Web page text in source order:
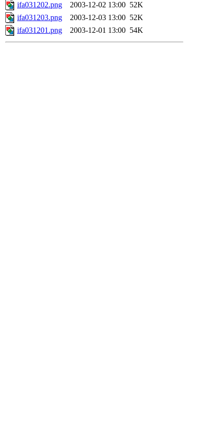
ifa031202.png
2003-12-02 13:00 52K
ifa031203.png
2003-12-03 13:00 52K
ifa031201.png
2003-12-01 13:00 54K